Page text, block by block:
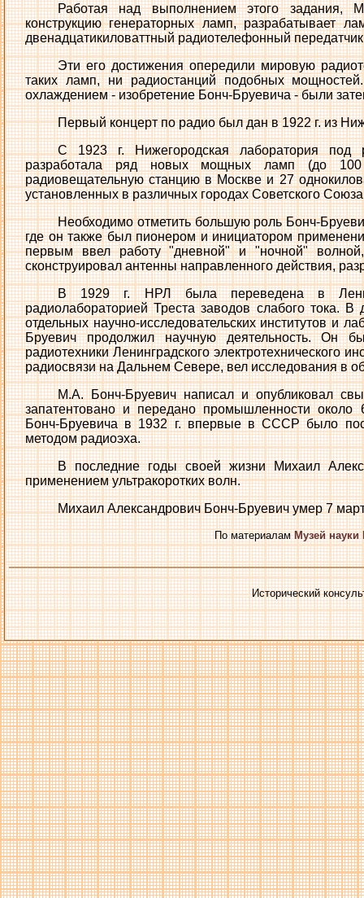
Работая над выполнением этого задания,
конструкцию генераторных ламп, разрабатывает
двенадцатикиловаттный радиотелефонный
Эти его достижения опередили мировую
таких ламп, ни радиостанций подобных
охлаждением - изобретение Бонч-Бруевича - были
Первый концерт по радио был дан в 1922 г. из
С 1923 г. Нижегородская лаборатория под
разработала ряд новых мощных ламп (до 100
радиовещательную станцию в Москве и 27
установленных в различных городах Советского
Необходимо отметить большую роль Бонч-
где он также был пионером и инициатором
первым ввел работу "дневной" и "ночной"
сконструировал антенны направленного действия,
В 1929 г. НРЛ была переведена в
радиолабораторией Треста заводов слабого тока.
отдельных научно-исследовательских институтов и
Бруевич продолжил научную деятельность. Он
радиотехники Ленинградского электротехнического
радиосвязи на Дальнем Севере, вел исследования в
М.А. Бонч-Бруевич написал и опубликовал
запатентовано и передано промышленности около
Бонч-Бруевича в 1932 г. впервые в СССР было
методом радиоэха.
В последние годы своей жизни Михаил
применением ультракоротких волн.
Михаил Александрович Бонч-Бруевич умер 7
По материаламМузей науки
Исторический